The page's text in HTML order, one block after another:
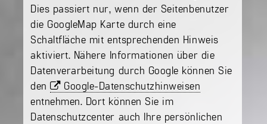
Dies passiert nur, wenn der Seitenbenutzer
die GoogleMap Karte durch eine
Schaltfläche mit entsprechenden Hinweis
aktiviert. Nähere Informationen über die
Datenverarbeitung durch Google können Sie
den
Google-Datenschutzhinweisen
entnehmen. Dort können Sie im
Datenschutzcenter auch Ihre persönlichen